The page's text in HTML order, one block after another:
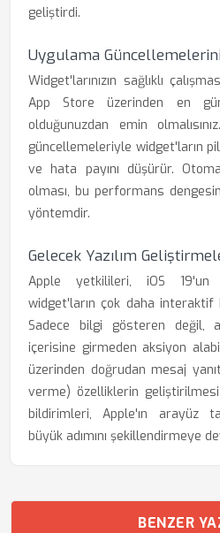
geliştirdi.
Uygulama
Widget'larınızın sağlıklı
App Store üzerinden en
olduğunuzdan emin
güncellemeleriyle widget'ların
ve hata payını düşürür.
olması, bu performans
yöntemdir.
Gelecek Yazılım
Apple yetkilileri, iOS 19'un
widget'ların çok daha
Sadece bilgi gösteren değil,
içerisine girmeden aksiyon
üzerinden doğrudan mesaj
verme) özelliklerin geliştirilmesi
bildirimleri, Apple'ın arayüz
büyük adımını şekillendirmeye
BENZER